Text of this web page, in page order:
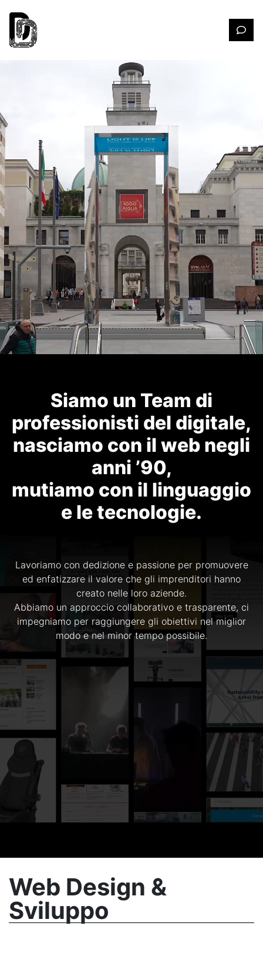
Siamo un Team di
professionisti del digitale,
nasciamo con il web negli
anni ’90,
mutiamo con il linguaggio
e le tecnologie.
Lavoriamo con dedizione e passione per promuovere
ed enfatizzare il valore che gli imprenditori hanno
creato nelle loro aziende.
Abbiamo un approccio collaborativo e trasparente, ci
impegniamo per raggiungere gli obiettivi nel miglior
modo e nel minor tempo possibile.
Web Design &
Sviluppo